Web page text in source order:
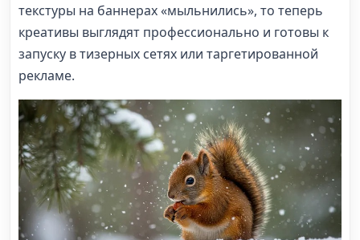
текстуры на баннерах «мыльнились», то теперь
креативы выглядят профессионально и готовы к
запуску в тизерных сетях или таргетированной
рекламе.